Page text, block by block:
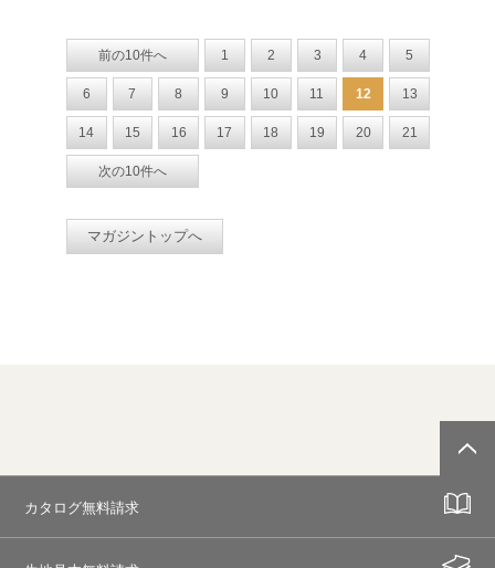
前の10件へ 1 2 3 4 5
6 7 8 9 10 11 12 13
14 15 16 17 18 19 20 21
次の10件へ
マガジントップへ
カタログ無料請求